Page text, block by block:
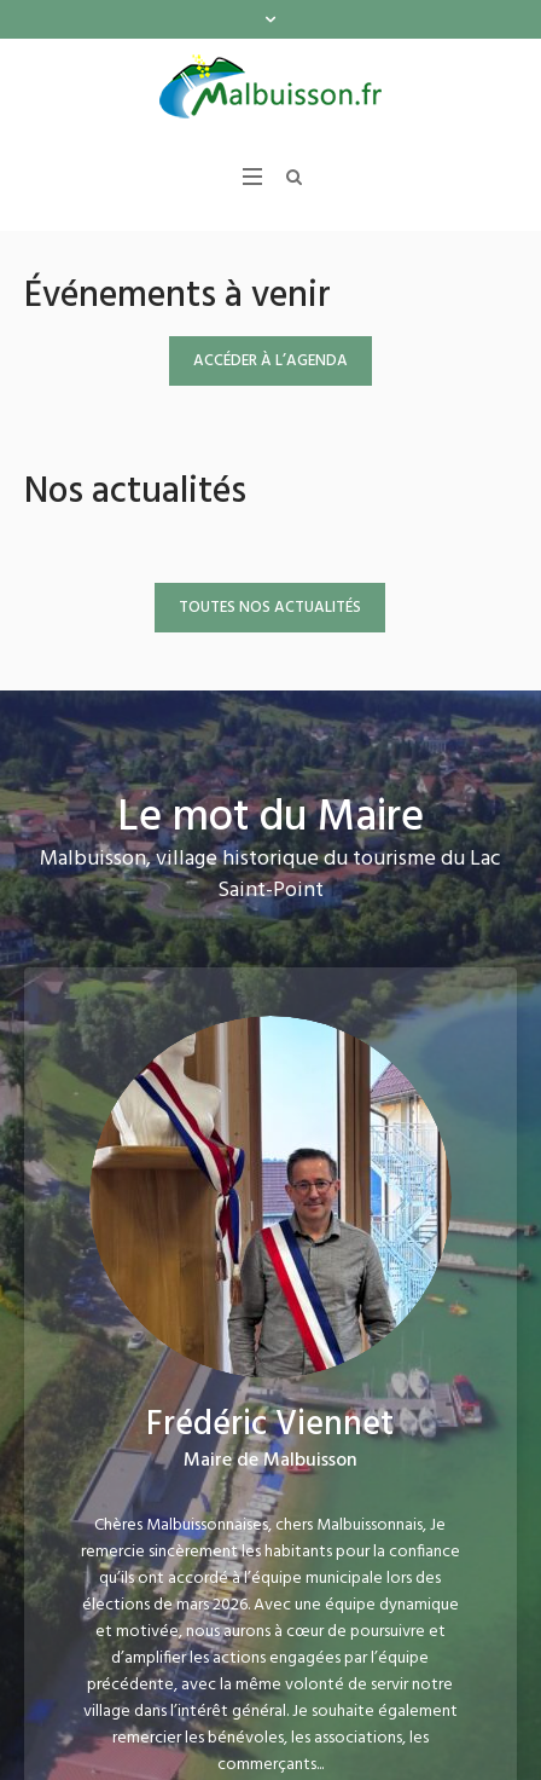
Événements à venir
ACCÉDER À L’AGENDA
Nos actualités
TOUTES NOS ACTUALITÉS
Le mot du Maire
Malbuisson, village historique du tourisme du Lac
Saint-Point
Frédéric Viennet
Maire de Malbuisson
Chères Malbuissonnaises, chers Malbuissonnais, Je
remercie sincèrement les habitants pour la confiance
qu’ils ont accordé à l’équipe municipale lors des
élections de mars 2026. Avec une équipe dynamique
et motivée, nous aurons à cœur de poursuivre et
d’amplifier les actions engagées par l’équipe
précédente, avec la même volonté de servir notre
village dans l’intérêt général. Je souhaite également
remercier les bénévoles, les associations, les
commerçants...